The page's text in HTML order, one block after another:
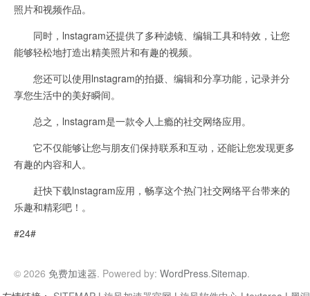
照片和视频作品。
同时，lnstagram还提供了多种滤镜、编辑工具和特效，让您
能够轻松地打造出精美照片和有趣的视频。
您还可以使用lnstagram的拍摄、编辑和分享功能，记录并分
享您生活中的美好瞬间。
总之，lnstagram是一款令人上瘾的社交网络应用。
它不仅能够让您与朋友们保持联系和互动，还能让您发现更多
有趣的内容和人。
赶快下载lnstagram应用，畅享这个热门社交网络平台带来的
乐趣和精彩吧！。
#24#
© 2026 免费加速器. Powered by: WordPress.Sitemap.